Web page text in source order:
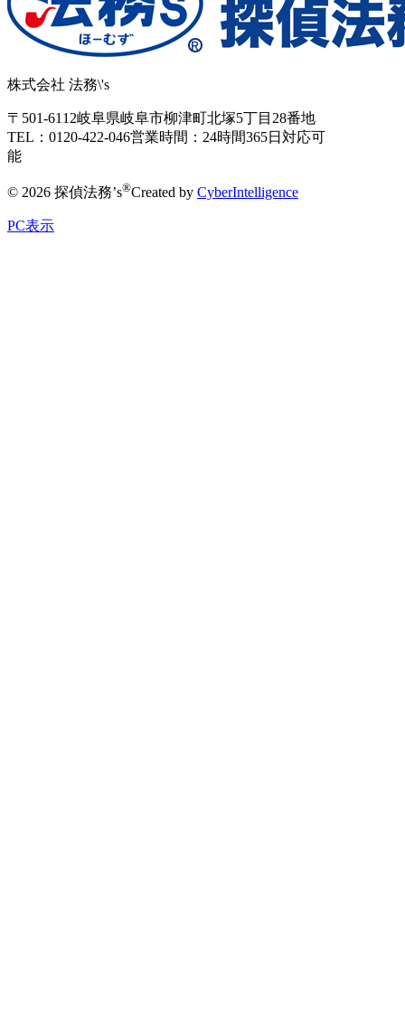
株式会社 法務\'s
〒501-6112岐阜県岐阜市柳津町北塚5丁目28番地
TEL：0120-422-046営業時間：24時間365日対応可
能
© 2026 探偵法務’s®Created by CyberIntelligence
PC表示